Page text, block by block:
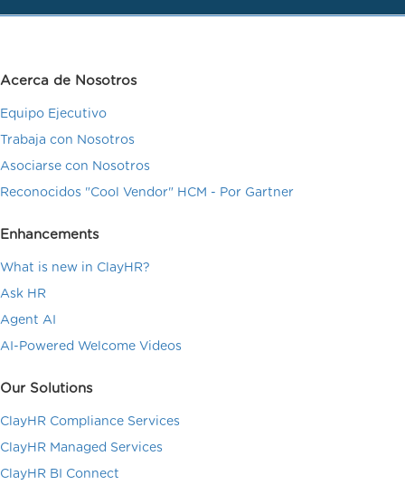
Acerca de Nosotros
Equipo Ejecutivo
Trabaja con Nosotros
Asociarse con Nosotros
Reconocidos "Cool Vendor" HCM - Por Gartner
Enhancements
What is new in ClayHR?
Ask HR
Agent AI
AI-Powered Welcome Videos
Our Solutions
ClayHR Compliance Services
ClayHR Managed Services
ClayHR BI Connect